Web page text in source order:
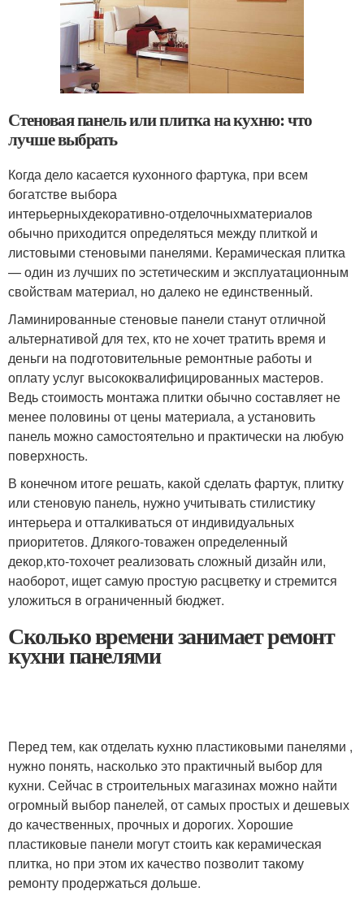
Стеновая панель или плитка на кухню: что
лучше выбрать
Когда дело касается кухонного фартука, при всем
богатстве выбора
интерьерныхдекоративно-отделочныхматериалов
обычно приходится определяться между плиткой и
листовыми стеновыми панелями. Керамическая плитка
— один из лучших по эстетическим и эксплуатационным
свойствам материал, но далеко не единственный.
Ламинированные стеновые панели станут отличной
альтернативой для тех, кто не хочет тратить время и
деньги на подготовительные ремонтные работы и
оплату услуг высококвалифицированных мастеров.
Ведь стоимость монтажа плитки обычно составляет не
менее половины от цены материала, а установить
панель можно самостоятельно и практически на любую
поверхность.
В конечном итоге решать, какой сделать фартук, плитку
или стеновую панель, нужно учитывать стилистику
интерьера и отталкиваться от индивидуальных
приоритетов. Длякого-товажен определенный
декор,кто-тохочет реализовать сложный дизайн или,
наоборот, ищет самую простую расцветку и стремится
уложиться в ограниченный бюджет.
Сколько времени занимает ремонт
кухни панелями
Перед тем, как отделать кухню пластиковыми панелями ,
нужно понять, насколько это практичный выбор для
кухни. Сейчас в строительных магазинах можно найти
огромный выбор панелей, от самых простых и дешевых
до качественных, прочных и дорогих. Хорошие
пластиковые панели могут стоить как керамическая
плитка, но при этом их качество позволит такому
ремонту продержаться дольше.